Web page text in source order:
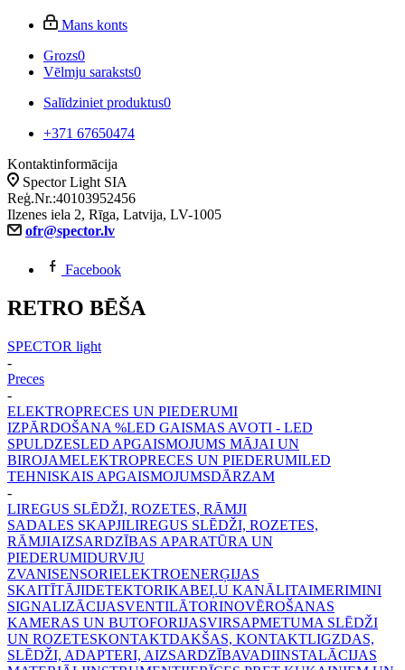
Mans konts
Grozs0
Vēlmju saraksts0
Salīdziniet produktus0
+371 67650474
Kontaktinformācija
Spector Light SIA
Reģ.Nr.:40103952456
Ilzenes iela 2, Rīga, Latvija, LV-1005
ofr@spector.lv
Facebook
RETRO BĒŠA
SPECTOR light
-
Preces
-
ELEKTROPRECES UN PIEDERUMI
IZPĀRDOŠANA %LED GAISMAS AVOTI - LED
SPULDZESLED APGAISMOJUMS MĀJAI UN
BIROJAMELEKTROPRECES UN PIEDERUMILED
TEHNISKAIS APGAISMOJUMSDĀRZAM
-
LIREGUS SLĒDŽI, ROZETES, RĀMJI
SADALES SKAPJILIREGUS SLĒDŽI, ROZETES,
RĀMJIAIZSARDZĪBAS APARATŪRA UN
PIEDERUMIDURVJU
ZVANISENSORIELEKTROENERĢIJAS
SKAITĪTĀJIDETEKTORIKABEĻU KANĀLITAIMERIMINI
SIGNALIZĀCIJASVENTILĀTORINOVĒROŠANAS
KAMERAS UN BUTOFORIJASVIRSAPMETUMA SLĒDŽI
UN ROZETESKONTAKTDAKŠAS, KONTAKTLIGZDAS,
SLĒDŽI, ADAPTERI, AIZSARDZĪBAVADIINSTALĀCIJAS